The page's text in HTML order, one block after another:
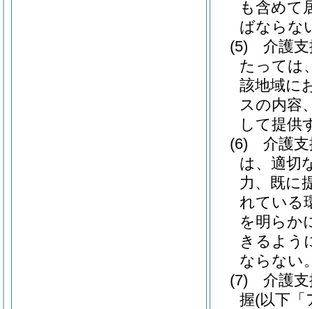
も含めて
ばならな
(5)
介護
たっては
該地域に
スの内容
して提供
(6)
介護
は、適切
力、既に
れている
を明らか
きるよう
ならない
(7)
介護
握(以下「